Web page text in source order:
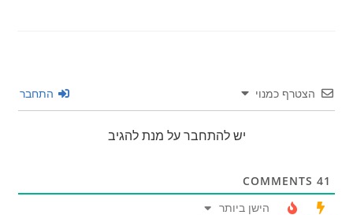
הצטרף כמנוי התחבר
יש להתחבר על מנת להגיב
41
הישן ביותר